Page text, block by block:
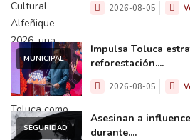
2026-08-05
MUNICIPAL
Impulsa Toluca
reforestación....
2026-08-05
SEGURIDAD
Asesinan a
durante....